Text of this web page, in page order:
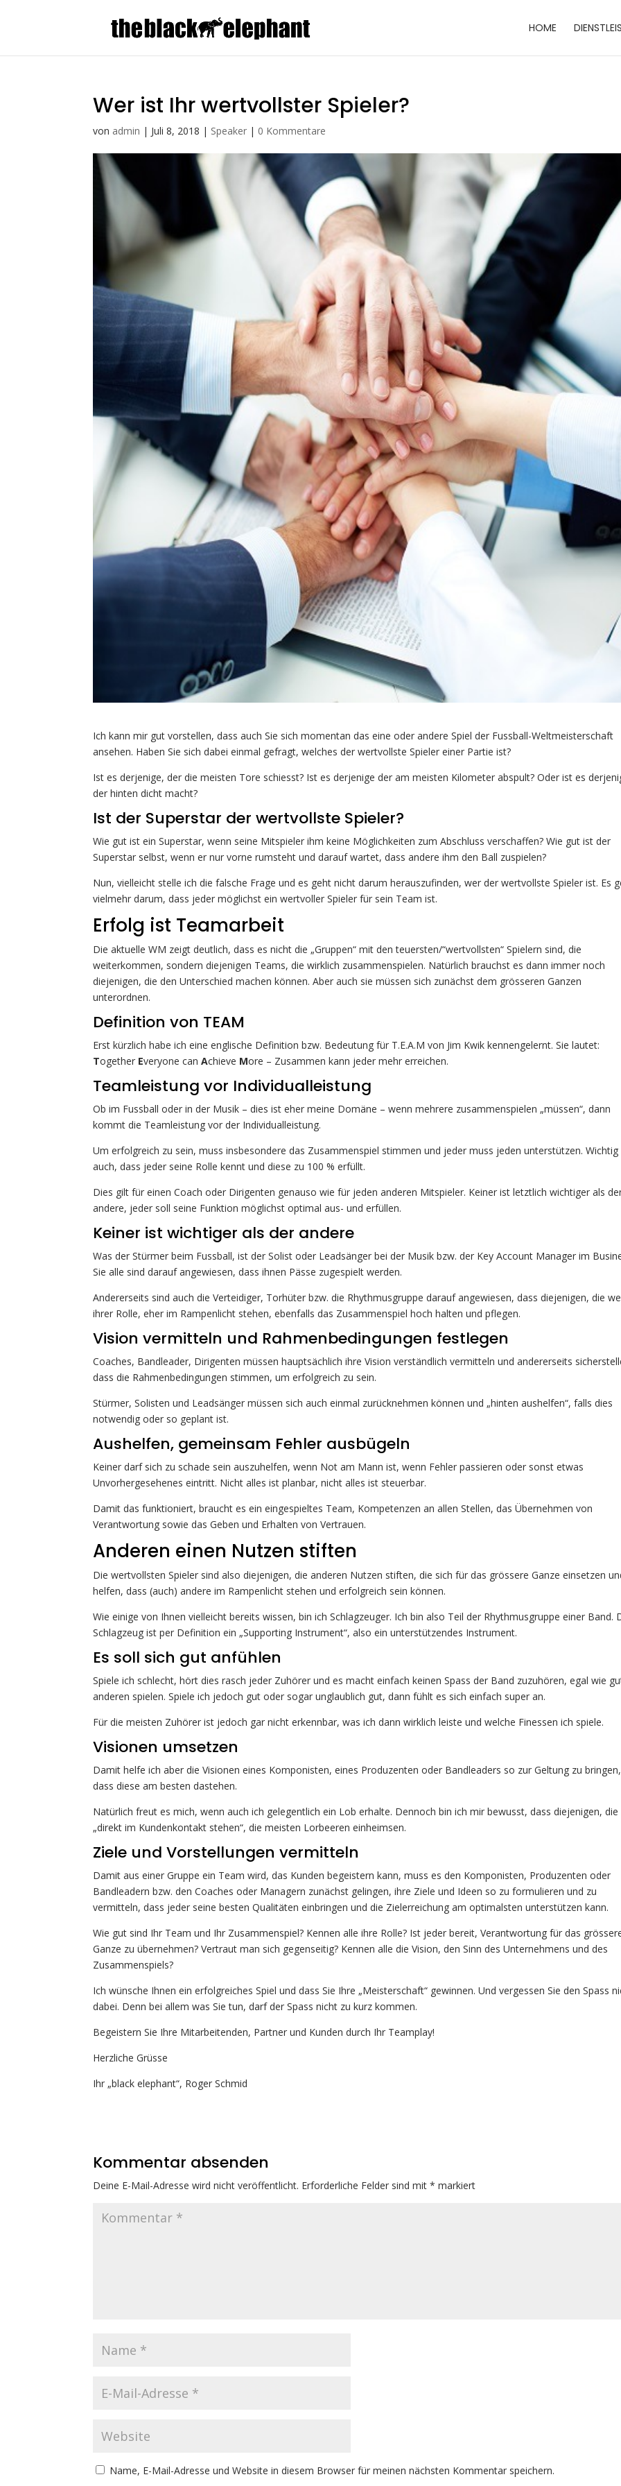
HOME
Wer ist Ihr wertvollster Spieler?
von admin | Juli 8, 2018 | Speaker | 0 Kommentare
Ich kann mir gut vorstellen, dass auch Sie sich momentan das eine oder andere Spiel der Fussball-Weltmeisterschaft
ansehen. Haben Sie sich dabei einmal gefragt, welches der wertvollste Spieler einer Partie ist?
Ist es derjenige, der die meisten Tore schiesst? Ist es derjenige der am meisten Kilometer abspult? Oder ist es
der hinten dicht macht?
Ist der Superstar der wertvollste Spieler?
Wie gut ist ein Superstar, wenn seine Mitspieler ihm keine Möglichkeiten zum Abschluss verschaffen? Wie gut ist der
Superstar selbst, wenn er nur vorne rumsteht und darauf wartet, dass andere ihm den Ball zuspielen?
Nun, vielleicht stelle ich die falsche Frage und es geht nicht darum herauszufinden, wer der wertvollste Spieler ist. Es
vielmehr darum, dass jeder möglichst ein wertvoller Spieler für sein Team ist.
Erfolg ist Teamarbeit
Die aktuelle WM zeigt deutlich, dass es nicht die „Gruppen“ mit den teuersten/“wertvollsten“ Spielern sind, die
weiterkommen, sondern diejenigen Teams, die wirklich zusammenspielen. Natürlich brauchst es dann immer noch
diejenigen, die den Unterschied machen können. Aber auch sie müssen sich zunächst dem grösseren Ganzen
unterordnen.
Definition von TEAM
Erst kürzlich habe ich eine englische Definition bzw. Bedeutung für T.E.A.M von Jim Kwik kennengelernt. Sie lautet:
Together Everyone canAchieve More – Zusammen kann jeder mehr erreichen.
Teamleistung vor Individualleistung
Ob im Fussball oder in der Musik – dies ist eher meine Domäne – wenn mehrere zusammenspielen „müssen“, dann
kommt die Teamleistung vor der Individualleistung.
Um erfolgreich zu sein, muss insbesondere das Zusammenspiel stimmen und jeder muss jeden unterstützen. Wichtig
auch, dass jeder seine Rolle kennt und diese zu 100 % erfüllt.
Dies gilt für einen Coach oder Dirigenten genauso wie für jeden anderen Mitspieler. Keiner ist letztlich wichtiger als
andere, jeder soll seine Funktion möglichst optimal aus- und erfüllen.
Keiner ist wichtiger als der andere
Was der Stürmer beim Fussball, ist der Solist oder Leadsänger bei der Musik bzw. der Key Account Manager im
Sie alle sind darauf angewiesen, dass ihnen Pässe zugespielt werden.
Andererseits sind auch die Verteidiger, Torhüter bzw. die Rhythmusgruppe darauf angewiesen, dass diejenigen, die
ihrer Rolle, eher im Rampenlicht stehen, ebenfalls das Zusammenspiel hoch halten und pflegen.
Vision vermitteln und Rahmenbedingungen festlegen
Coaches, Bandleader, Dirigenten müssen hauptsächlich ihre Vision verständlich vermitteln und andererseits
dass die Rahmenbedingungen stimmen, um erfolgreich zu sein.
Stürmer, Solisten und Leadsänger müssen sich auch einmal zurücknehmen können und „hinten aushelfen“, falls dies
notwendig oder so geplant ist.
Aushelfen, gemeinsam Fehler ausbügeln
Keiner darf sich zu schade sein auszuhelfen, wenn Not am Mann ist, wenn Fehler passieren oder sonst etwas
Unvorhergesehenes eintritt. Nicht alles ist planbar, nicht alles ist steuerbar.
Damit das funktioniert, braucht es ein eingespieltes Team, Kompetenzen an allen Stellen, das Übernehmen von
Verantwortung sowie das Geben und Erhalten von Vertrauen.
Anderen einen Nutzen stiften
Die wertvollsten Spieler sind also diejenigen, die anderen Nutzen stiften, die sich für das grössere Ganze einsetzen
helfen, dass (auch) andere im Rampenlicht stehen und erfolgreich sein können.
Wie einige von Ihnen vielleicht bereits wissen, bin ich Schlagzeuger. Ich bin also Teil der Rhythmusgruppe einer Band.
Schlagzeug ist per Definition ein „Supporting Instrument“, also ein unterstützendes Instrument.
Es soll sich gut anfühlen
Spiele ich schlecht, hört dies rasch jeder Zuhörer und es macht einfach keinen Spass der Band zuzuhören, egal wie
anderen spielen. Spiele ich jedoch gut oder sogar unglaublich gut, dann fühlt es sich einfach super an.
Für die meisten Zuhörer ist jedoch gar nicht erkennbar, was ich dann wirklich leiste und welche Finessen ich spiele.
Visionen umsetzen
Damit helfe ich aber die Visionen eines Komponisten, eines Produzenten oder Bandleaders so zur Geltung zu bringen,
dass diese am besten dastehen.
Natürlich freut es mich, wenn auch ich gelegentlich ein Lob erhalte. Dennoch bin ich mir bewusst, dass diejenigen, die
„direkt im Kundenkontakt stehen“, die meisten Lorbeeren einheimsen.
Ziele und Vorstellungen vermitteln
Damit aus einer Gruppe ein Team wird, das Kunden begeistern kann, muss es den Komponisten, Produzenten oder
Bandleadern bzw. den Coaches oder Managern zunächst gelingen, ihre Ziele und Ideen so zu formulieren und zu
vermitteln, dass jeder seine besten Qualitäten einbringen und die Zielerreichung am optimalsten unterstützen kann.
Wie gut sind Ihr Team und Ihr Zusammenspiel? Kennen alle ihre Rolle? Ist jeder bereit, Verantwortung für das
Ganze zu übernehmen? Vertraut man sich gegenseitig? Kennen alle die Vision, den Sinn des Unternehmens und des
Zusammenspiels?
Ich wünsche Ihnen ein erfolgreiches Spiel und dass Sie Ihre „Meisterschaft“ gewinnen. Und vergessen Sie den Spass
dabei. Denn bei allem was Sie tun, darf der Spass nicht zu kurz kommen.
Begeistern Sie Ihre Mitarbeitenden, Partner und Kunden durch Ihr Teamplay!
Herzliche Grüsse
Ihr „black elephant“, Roger Schmid
Kommentar absenden
Deine E-Mail-Adresse wird nicht veröffentlicht. Erforderliche Felder sind mit* markiert
Name, E-Mail-Adresse und Website in diesem Browser für meinen nächsten Kommentar speichern.